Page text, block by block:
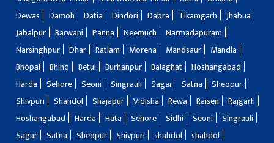
Dewas
Damoh Datia Dindori Dabra Tikamgarh
Jhabua
Jabalpur
Barwani Panna Neemuch
Narmadapuram
Narsinghpur
Dhar Ratlam Morena Mandsaur
Mandla
Bhopal
Bhind Betul Burhanpur Balaghat
Hoshangabad
Harda
Sehore Seoni Singrauli Sagar Satna
Sheopur
Shivpuri
Shahdol Shajapur Vidisha Rewa Raisen
Rajgarh
Hoshangabad
Harda Hata Sehore Sidhi Seoni
Singrauli
Sagar
Satna Sheopur Shivpuri shahdol
shahdol